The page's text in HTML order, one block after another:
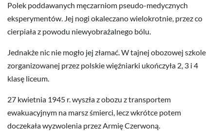
Polek poddawanych męczarniom pseudo-medycznych
eksperymentów. Jej nogi okaleczano wielokrotnie, przez co
cierpiała z powodu niewyobrażalnego bólu.
Jednakże nic nie mogło jej złamać. W tajnej obozowej szkole
zorganizowanej przez polskie więźniarki ukończyła 2, 3 i 4
klasę liceum.
27 kwietnia 1945 r. wyszła z obozu z transportem
ewakuacyjnym na marsz śmierci, lecz wkrótce potem
doczekała wyzwolenia przez Armię Czerwoną.